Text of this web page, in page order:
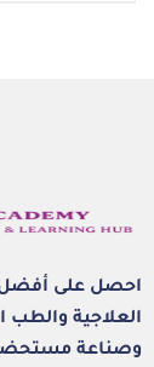
احصل على أفضل
العلاجية والطب
وصناعة